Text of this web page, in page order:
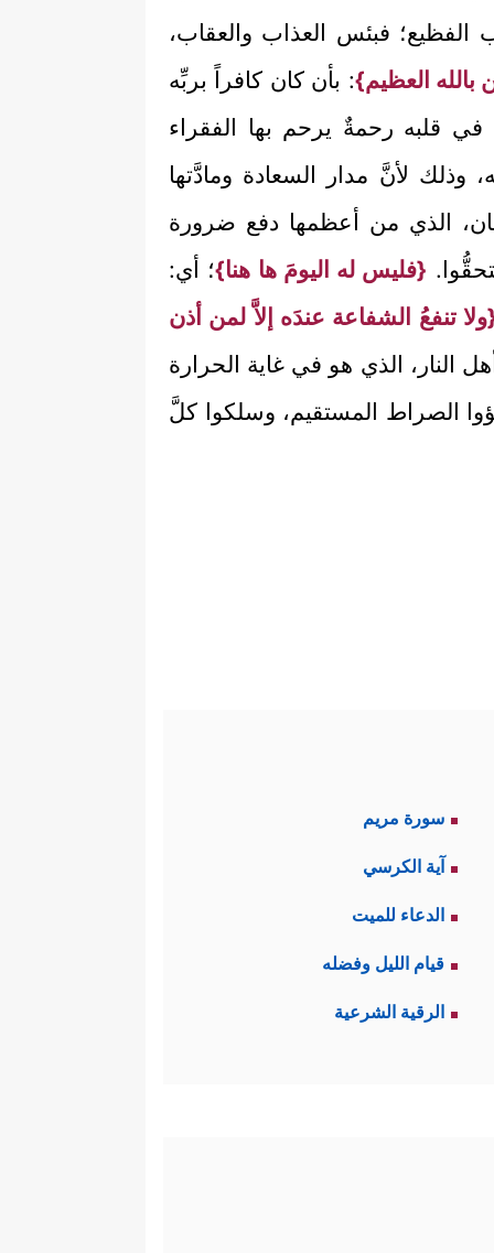
فبئس العذاب والعقاب،
بالله العظيم}: بأن كان كافراً بربِّه
قلبه رحمةٌ يرحم بها الفقراء
لأنَّ مدار السعادة ومادَّتها
الذي من أعظمها دفع ضرورة
{فليس له اليومَ ها هنا}؛ أي:
تنفعُ الشفاعة عندَه إلاَّ لمن أذن
النار، الذي هو في غاية الحرارة
الصراط المستقيم، وسلكوا كلَّ
سورة مريم
آية الكرسي
الدعاء للميت
قيام الليل وفضله
الرقية الشرعية